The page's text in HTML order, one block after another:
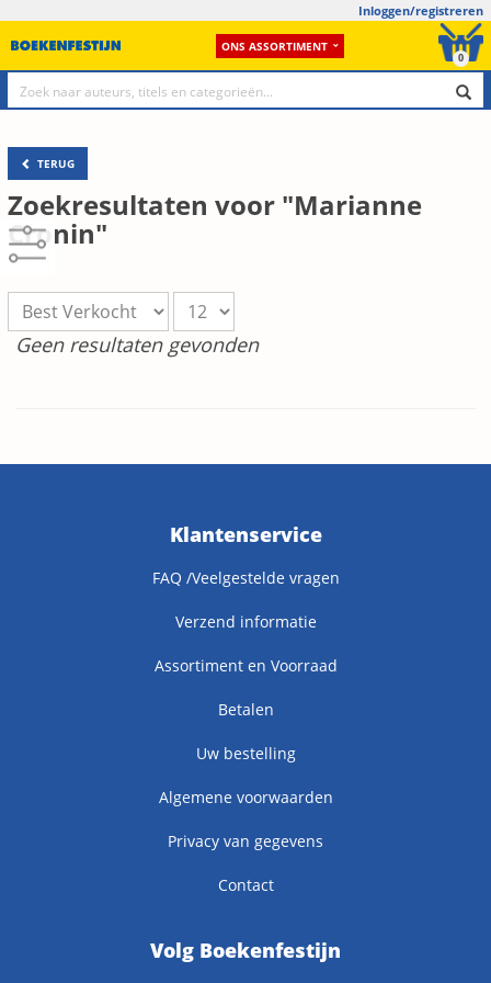
Inloggen/registreren
ONS ASSORTIMENT
0
TERUG
Zoekresultaten voor "Marianne
Cronin"
Geen resultaten gevonden
Klantenservice
FAQ /Veelgestelde vragen
Verzend informatie
Assortiment en Voorraad
Betalen
Uw bestelling
Algemene voorwaarden
Privacy van gegevens
Contact
Volg Boekenfestijn